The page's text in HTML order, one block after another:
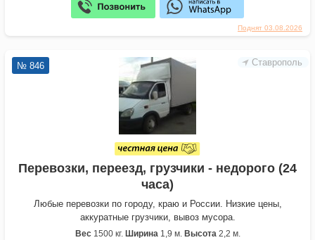
Поднят 03.08.2026
Ставрополь
№ 846
Перевозки, переезд, грузчики - недорого (24
часа)
Любые перевозки по городу, краю и России. Низкие цены,
аккуратные грузчики, вывоз мусора.
Вес1500 кг. Ширина1,9 м. Высота2,2 м.